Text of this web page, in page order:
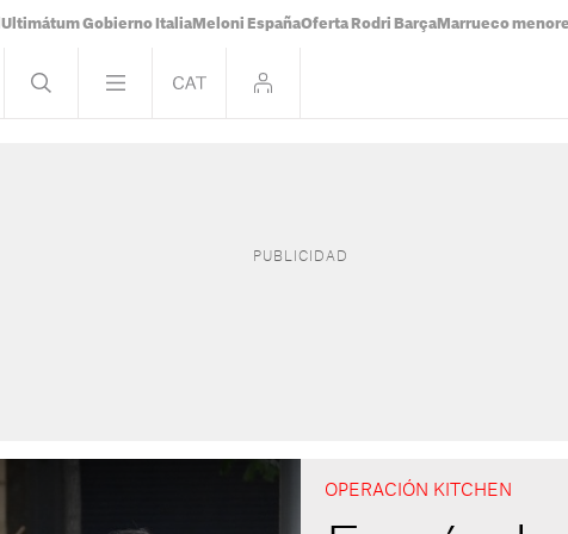
Ultimátum Gobierno Italia Meloni EspañaOferta Rodri Barça Marrueco
OPERACIÓN KITCHEN